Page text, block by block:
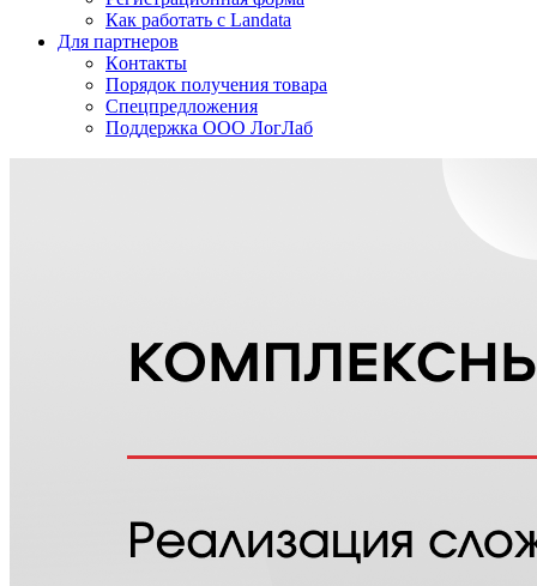
Как работать с Landata
Для партнеров
Кoнтaкты
Порядок получения товара
Спецпредложения
Поддержка ООО ЛогЛаб